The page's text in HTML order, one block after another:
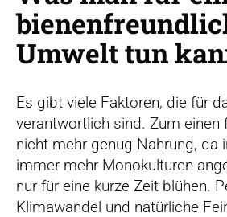
Umwelt tun
Es gibt viele Faktoren, die für
verantwortlich sind. Zum einen
nicht mehr genug Nahrung, da
immer mehr Monokulturen
nur für eine kurze Zeit blühen.
Klimawandel und natürliche